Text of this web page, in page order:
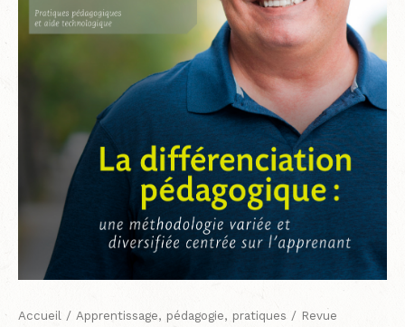
Accueil / Apprentissage, pédagogie, pratiques / Revue
papier